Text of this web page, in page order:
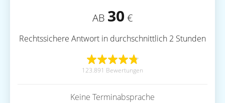
AB 30 €
Rechtssichere Antwort in durchschnittlich 2 Stunden
123.891 Bewertungen
Keine Terminabsprache